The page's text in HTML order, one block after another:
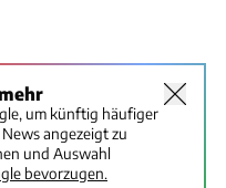
um künftig häufiger
angezeigt zu
und Auswahl
bevorzugen.